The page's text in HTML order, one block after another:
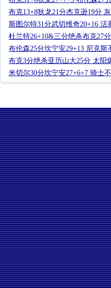
布克13+8狄龙21分杰克逊19分
斯图尔特31分武切维奇20+16 活
杜兰特26+10&三分绝杀布克27
布伦森25分坎宁安29+13 尼克斯
布克3分绝杀亚历山大25分 太阳
米切尔30分坎宁安27+6+7 骑士